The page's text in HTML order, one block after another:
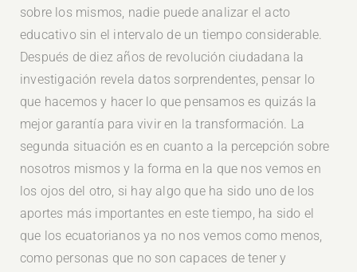
sobre los mismos, nadie puede analizar el acto
educativo sin el intervalo de un tiempo considerable.
Después de diez años de revolución ciudadana la
investigación revela datos sorprendentes, pensar lo
que hacemos y hacer lo que pensamos es quizás la
mejor garantía para vivir en la transformación. La
segunda situación es en cuanto a la percepción sobre
nosotros mismos y la forma en la que nos vemos en
los ojos del otro, si hay algo que ha sido uno de los
aportes más importantes en este tiempo, ha sido el
que los ecuatorianos ya no nos vemos como menos,
como personas que no son capaces de tener y